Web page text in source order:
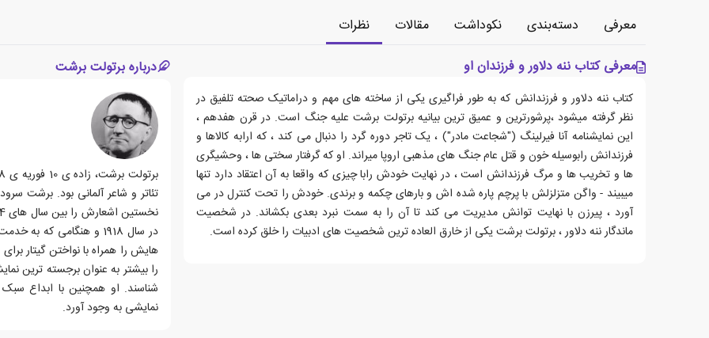
معرفی دسته‌بندی نکوداشت مقالات
نظرات
معرفی کتاب ننه دلاور و فرزندان او
کتاب ننه دلاور و فرزندانش که به طور فراگیری یکی از ساخته های مهم و دراماتیک صحته تلفیق در
نظر گرفته میشود ،پرشورترین و عمیق ترین بیانیه برتولت برشت علیه جنگ است. در قرن هفدهم ،
این نمایشنامه آنا فیرلینگ ("شجاعت مادر") ، یک تاجر دوره گرد را دنبال می کند ، که ارابه کالاها و
فرزندانش رابوسیله خون و قتل عام جنگ های مذهبی اروپا میراند. او که گرفتار سختی ها ، وحشیگری
ها و تخریب ها و مرگ فرزندانش است ، در نهایت خودش رابا چیزی که واقعا به آن اعتقاد دارد تنها
میبیند - واگن متزلزلش با پرچم پاره شده اش و بارهای چکمه و برندی. خودش را تحت کنترل در می
آورد ، پیرزن با نهایت توانش مدیریت می کند تا آن را به سمت نبرد بعدی بکشاند. در شخصیت
ماندگار ننه دلاور ، برتولت برشت یکی از خارق العاده ترین شخصیت های ادبیات را خلق کرده است.
درباره برتولت برشت
در سال 1918 و هنگامی
هایش را همراه با نواختن گیتار
را بیشتر به عنوان برجسته ترین
شناسند. او همچنین با ابداع سبک
نمایشی به وجود آورد.